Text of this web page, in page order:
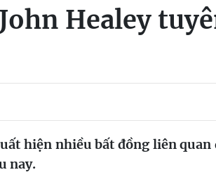
Healey
hiện nhiều bất đồng liên quan
nay.